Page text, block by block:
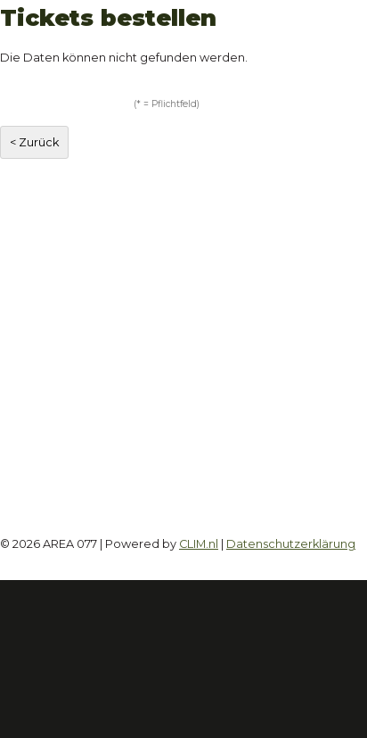
Tickets bestellen
Die Daten können nicht gefunden werden.
(* = Pflichtfeld)
© 2026 AREA 077 | Powered by CLIM.nl Datenschutzerklärung